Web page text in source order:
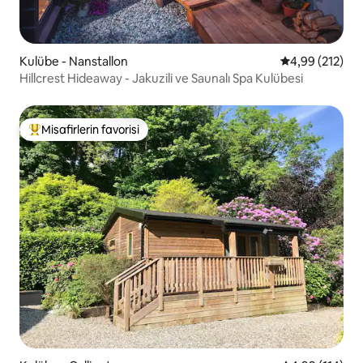
Kulübe - Nanstallon 5 üzerinden
4,99 (212)
Hillcrest Hideaway - Jakuzili ve Saunalı Spa Kulübesi
Misafirlerin favorilerinden en beğenilenler arasında
Misafirlerin favorisi